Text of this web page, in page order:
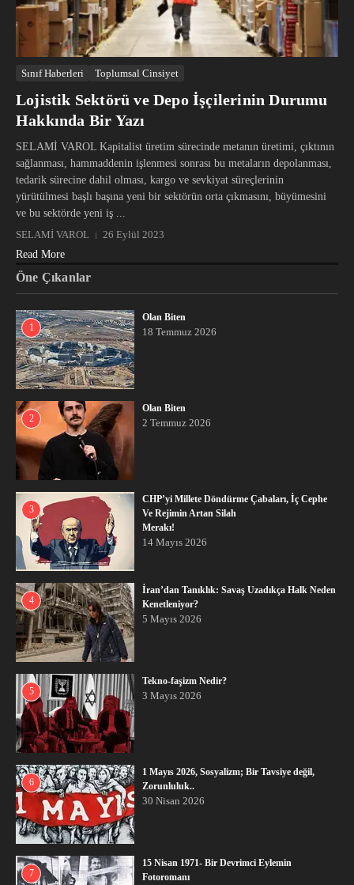
Sınıf Haberleri Toplumsal Cinsiyet
Lojistik Sektörü ve Depo İşçilerinin Durumu
Hakkında Bir Yazı
SELAMİ VAROL Kapitalist üretim sürecinde metanın üretimi, çıktının
sağlanması, hammaddenin işlenmesi sonrası bu metaların depolanması,
tedarik sürecine dahil olması, kargo ve sevkiyat süreçlerinin
yürütülmesi başlı başına yeni bir sektörün orta çıkmasını, büyümesini
ve bu sektörde yeni iş ...
SELAMİ VAROL
26 Eylül 2023
Read More
Öne Çıkanlar
1
Olan Biten
18 Temmuz 2026
2
Olan Biten
2 Temmuz 2026
3
CHP’yi Millete Döndürme Çabaları, İç Cephe
Ve Rejimin Artan Silah
Merakı!
14 Mayıs 2026
4
İran’dan Tanıklık: Savaş Uzadıkça Halk Neden
Kenetleniyor?
5 Mayıs 2026
5
Tekno-faşizm Nedir?
3 Mayıs 2026
6
1 Mayıs 2026, Sosyalizm; Bir Tavsiye değil,
Zorunluluk..
30 Nisan 2026
7
15 Nisan 1971- Bir Devrimci Eylemin
Fotoromanı